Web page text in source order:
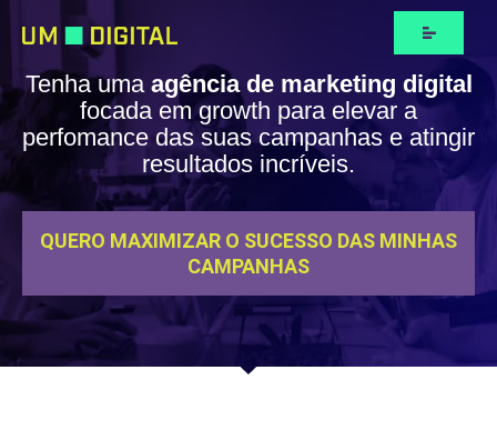
Tenha uma agência de marketing digital
focada em growth para elevar a
perfomance das suas campanhas e atingir
resultados incríveis.
QUERO MAXIMIZAR O SUCESSO DAS MINHAS
CAMPANHAS